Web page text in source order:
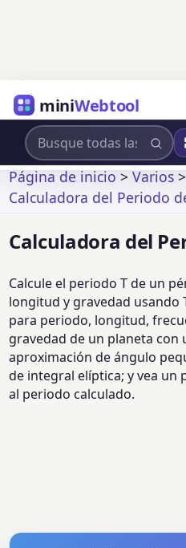
miniWebtool
Página de inicio>Varios
Calculadora del Periodo
Calculadora del
Calcule el periodo T de un
longitud y gravedad usando
para periodo, longitud,
gravedad de un planeta con
aproximación de ángulo
de integral elíptica; y vea un
al periodo calculado.